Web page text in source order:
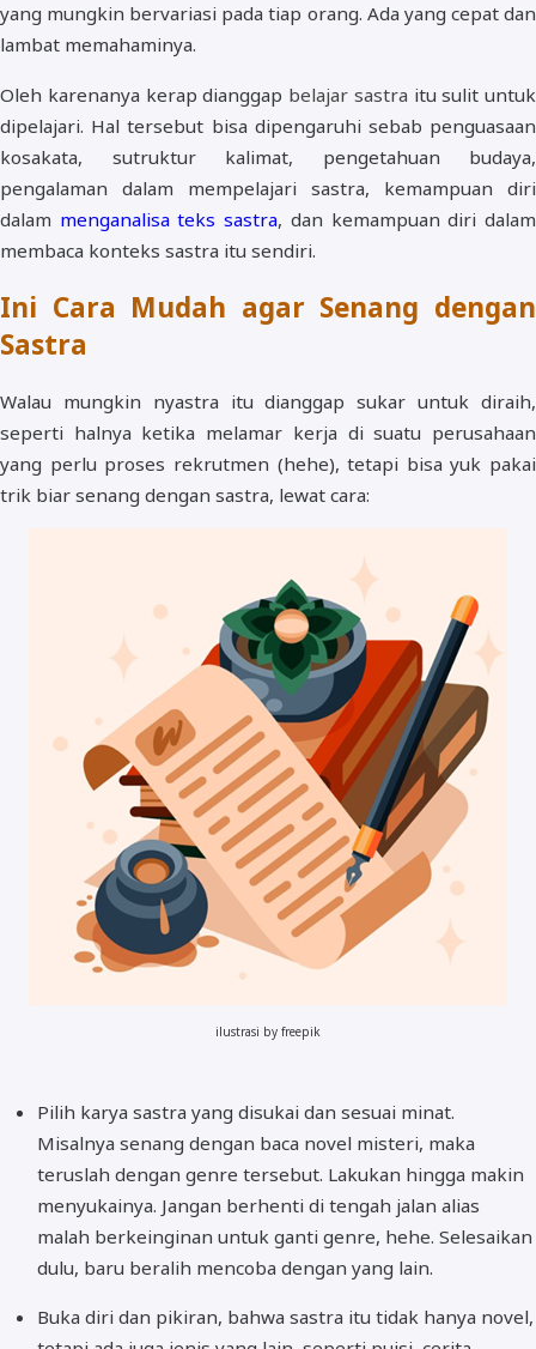
yang mungkin bervariasi pada tiap orang. Ada yang cepat dan
lambat memahaminya.
Oleh karenanya kerap dianggap belajar sastra itu sulit untuk
dipelajari. Hal tersebut bisa dipengaruhi sebab penguasaan
kosakata, sutruktur kalimat, pengetahuan budaya,
pengalaman dalam mempelajari sastra, kemampuan diri
dalam menganalisa teks sastra, dan kemampuan diri dalam
membaca konteks sastra itu sendiri.
Ini Cara Mudah agar Senang dengan
Sastra
Walau mungkin nyastra itu dianggap sukar untuk diraih,
seperti halnya ketika melamar kerja di suatu perusahaan
yang perlu proses rekrutmen (hehe), tetapi bisa yuk pakai
trik biar senang dengan sastra, lewat cara:
ilustrasi by freepik
Pilih karya sastra yang disukai dan sesuai minat.
Misalnya senang dengan baca novel misteri, maka
teruslah dengan genre tersebut. Lakukan hingga makin
menyukainya. Jangan berhenti di tengah jalan alias
malah berkeinginan untuk ganti genre, hehe. Selesaikan
dulu, baru beralih mencoba dengan yang lain.
Buka diri dan pikiran, bahwa sastra itu tidak hanya novel,